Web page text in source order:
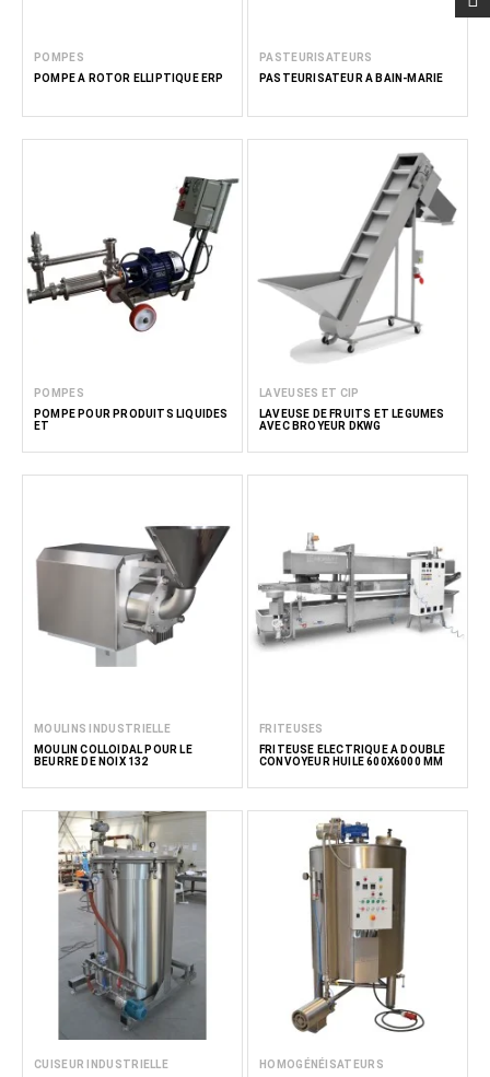
POMPES
POMPE À ROTOR ELLIPTIQUE ERP
PASTEURISATEURS
PASTEURISATEUR À BAIN-MARIE
POMPES
POMPE POUR PRODUITS LIQUIDES
ET
LAVEUSES ET CIP
LAVEUSE DE FRUITS ET LÉGUMES
AVEC BROYEUR DKWG
MOULINS INDUSTRIELLE
MOULIN COLLOÏDAL POUR LE
BEURRE DE NOIX 132
FRITEUSES
FRITEUSE ÉLECTRIQUE À DOUBLE
CONVOYEUR HUILE 600X6000 MM
CUISEUR INDUSTRIELLE
HOMOGÉNÉISATEURS